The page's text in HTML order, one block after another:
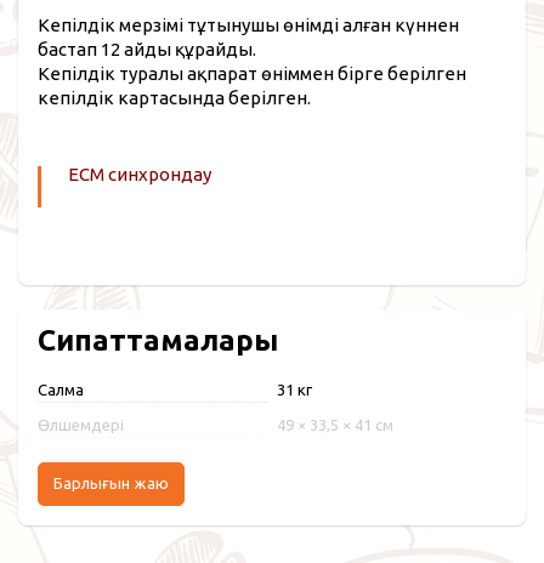
Кепілдік мерзімі тұтынушы өнімді алған күннен
бастап 12 айды құрайды.
Кепілдік туралы ақпарат өніммен бірге берілген
кепілдік картасында берілген.
ECM синхрондау
Сипаттамалары
Салмақ 31 кг
Өлшемдері 49 × 33,5 × 41 см
Барлығын жаю